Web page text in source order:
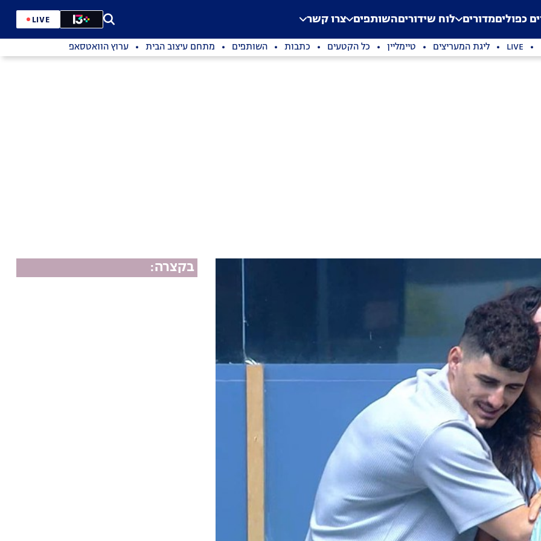
Application error: a
. כפוליםמדורים לוח שידוריםהשותפים צרו קשר LIVE
LIVE ליגת המעריצים טיימליין כל הקטעים כתבות השותפים מתחם עיצוב הבית ערוץ הוואטסאפ
בקצרה: